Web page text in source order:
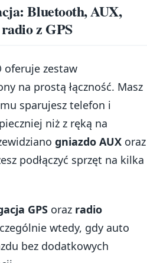
Bluetooth, AUX,
z GPS
oferuje zestaw
na prostą łączność. Masz
sparujesz telefon i
niż z ręką na
gniazdo AUX oraz
podłączyć sprzęt na kilka
GPS oraz radio
wtedy, gdy auto
bez dodatkowych